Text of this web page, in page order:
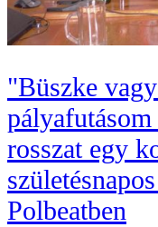
"Büszke
rosszat egy
Polbeatben